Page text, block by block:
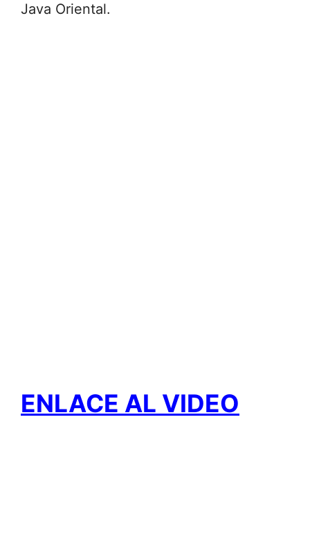
Java Oriental.
ENLACE AL VIDEO